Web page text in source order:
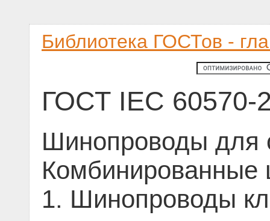
Библиотека ГОСТов -
ГОСТ IEC 60570-
Шинопроводы для
1. Шинопроводы